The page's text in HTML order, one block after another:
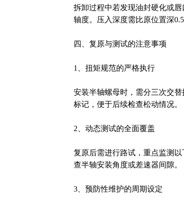
拆卸过程中若发现油封硬化或
轴度。压入深度需比原位置深
四、复原与测试的注意事项
1、扭矩规范的严格执行
安装半轴螺母时，需分三次交
标记，便于后续检查松动情况。
2、动态测试的全面覆盖
复原后需进行路试，重点监测
查半轴安装角度或差速器间隙。
3、预防性维护的周期设定